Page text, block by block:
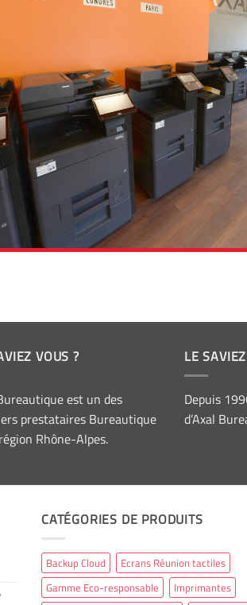
VOUS ?
est un des
prestataires Bureautique
Rhône-Alpes.
LE
Depuis
d’Axal
CATÉGORIES DE PRODUITS
Backup Cloud
Ecrans Réunion tactiles
Gamme Eco-responsable
Imprimantes